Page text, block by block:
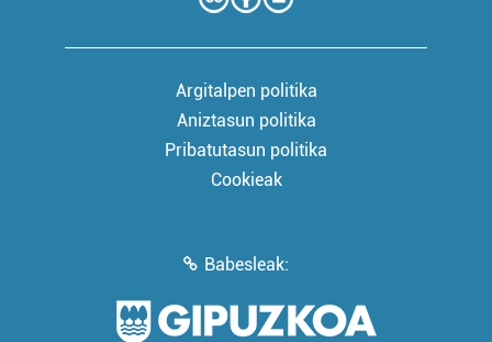
Argitalpen politika
Aniztasun politika
Pribatutasun politika
Cookieak
Babesleak: